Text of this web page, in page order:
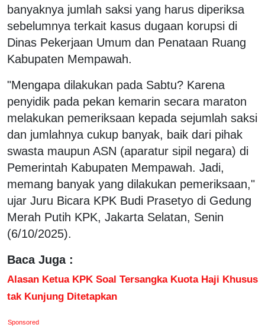
banyaknya jumlah saksi yang harus diperiksa
sebelumnya terkait kasus dugaan korupsi di
Dinas Pekerjaan Umum dan Penataan Ruang
Kabupaten Mempawah.
"Mengapa dilakukan pada Sabtu? Karena
penyidik pada pekan kemarin secara maraton
melakukan pemeriksaan kepada sejumlah saksi
dan jumlahnya cukup banyak, baik dari pihak
swasta maupun ASN (aparatur sipil negara) di
Pemerintah Kabupaten Mempawah. Jadi,
memang banyak yang dilakukan pemeriksaan,"
ujar Juru Bicara KPK Budi Prasetyo di Gedung
Merah Putih KPK, Jakarta Selatan, Senin
(6/10/2025).
Baca Juga :
Alasan Ketua KPK Soal Tersangka Kuota Haji Khusus
tak Kunjung Ditetapkan
Sponsored